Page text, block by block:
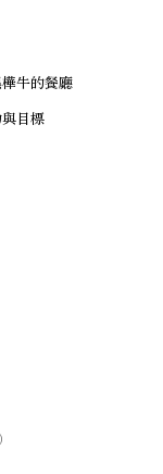
牛的餐廳
目標